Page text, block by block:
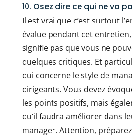
10. Osez dire ce qui ne va
Il est vrai que c’est surtout
évalue pendant cet
signifie pas que vous ne
quelques critiques. Et
qui concerne le style de
dirigeants. Vous devez
les points positifs, mais
qu’il faudra améliorer dans
manager. Attention,